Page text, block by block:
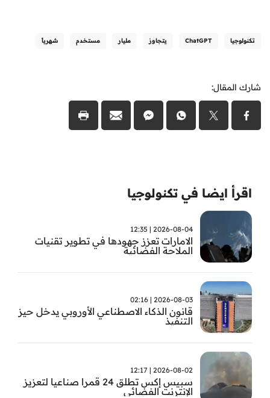
تكنولوجيا ChatGPT يتجاوز مليار مستخدم شهرياً
شارك المقال:
اقرأ ايضا في تكنولوجيا
2026-08-04 | 12:35
الامارات تعزز جهودها في تطوير تقنيات
الملاحة الفضائية
2026-08-03 | 02:16
قانون الذكاء الاصطناعي الأوروبي يدخل حيز
التنفيذ
2026-08-02 | 12:17
سبيس إكس تطلق 24 قمرا صناعيا لتعزيز
الإنترنت الفضائي